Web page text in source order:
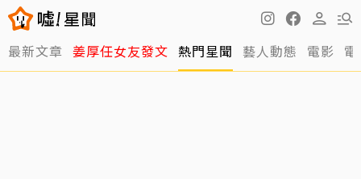
最新文章 姜厚任女友發文 熱門星聞 藝人動態 電影